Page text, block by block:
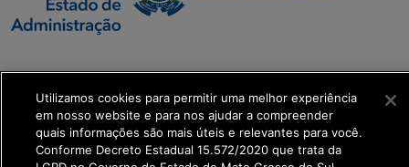
Executiva de
Transformação Digital
get_footer();
Utilizamos cookies para permitir uma melhor experiência
em nosso website e para nos ajudar a compreender
quais informações são mais úteis e relevantes para você.
Conforme Decreto Estadual 15.572/2020 que trata da